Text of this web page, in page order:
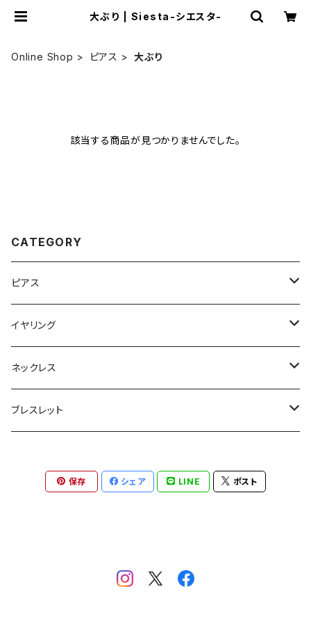
大ぶり | Siesta-シエスタ-
Online Shop ピアス 大ぶり
該当する商品が見つかりませんでした。
CATEGORY
ピアス
フープ
大ぶり
スタッド
イヤリング
大ぶり
小ぶり
ネックレス
ゴールド
ブレスレット
シルバー
保存 シェア LINE ポスト